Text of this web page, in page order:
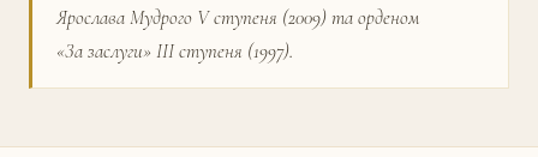
Ярослава Мудрого V ступеня (2009) та орденом
«За заслуги» ІІІ ступеня (1997).